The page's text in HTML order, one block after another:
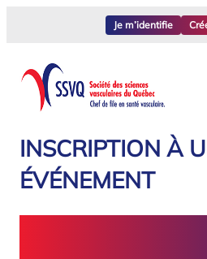
Je m’identifie
INSCRIPTION À
ÉVÉNEMENT